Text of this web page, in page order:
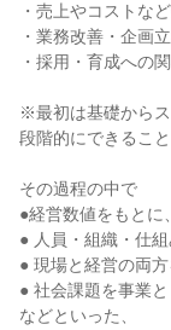
・売上やコストな
・業務改善・企画
・採用・育成への
※最初は基礎からス
段階的にできるこ
その過程の中で
●経営数値をもとに
● 人員・組織・仕
● 現場と経営の両
● 社会課題を事業
などといった、